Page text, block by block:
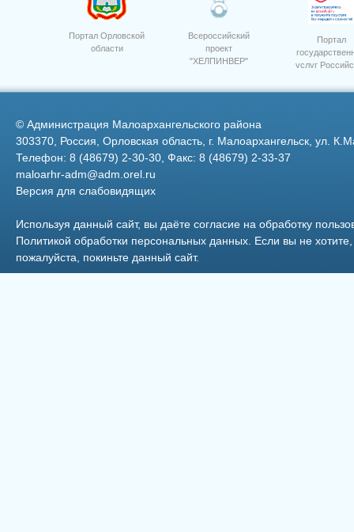
Церьковь г.Малоархангельск
Портал Орловской
области
Всероссийский
проект
"ХЕЛПИНВЕР"
Портал
услуг
© Администрация Малоархангельского района
303370, Россия, Орловская область, г. Малоархангельск, ул.
Телефон: 8 (48679) 2-30-30, Факс: 8 (48679) 2-33-37
maloarhr-adm@adm.orel.ru
Версия для слабовидящих
Используя данный сайт, вы даёте согласие на обработку
Политикой обработки персональных данных . Если вы не
пожалуйста, покиньте данный сайт.